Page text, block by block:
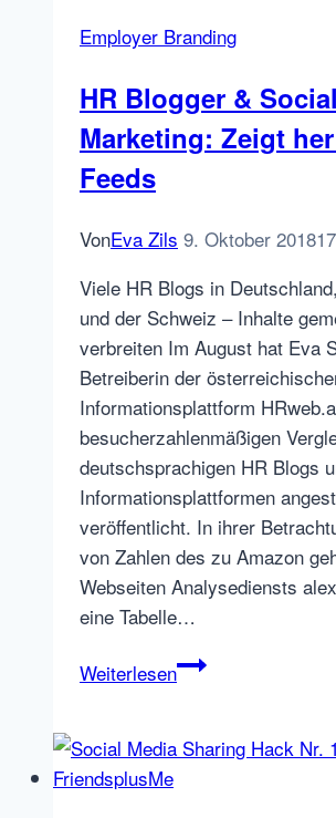
Teil
–
lokalisten.de
Employer Branding
HR Blogger &
Marketing: Zeigt
Feeds
VonEva Zils 9. Oktober 2018
Viele HR Blogs in
und der Schweiz – Inhalte
verbreiten Im August hat Eva
Betreiberin der
Informationsplattform
besucherzahlenmäßigen
deutschsprachigen HR Blogs
Informationsplattformen
veröffentlicht. In ihrer
von Zahlen des zu Amazon
Webseiten Analysediensts
eine Tabelle…
WeiterlesenHR
Social